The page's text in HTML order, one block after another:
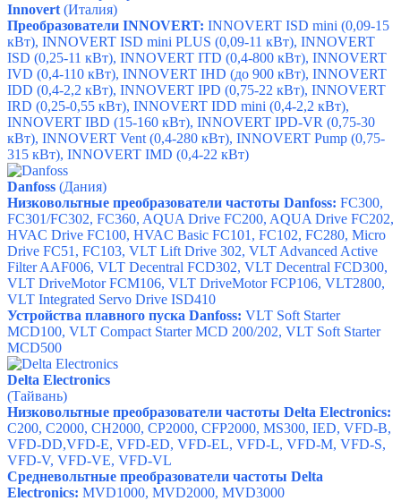
Innovert (Италия)
Преобразователи INNOVERT: INNOVERT ISD mini (0,09-15
кВт), INNOVERT ISD mini PLUS (0,09-11 кВт), INNOVERT
ISD (0,25-11 кВт), INNOVERT ITD (0,4-800 кВт), INNOVERT
IVD (0,4-110 кВт), INNOVERT IHD (до 900 кВт), INNOVERT
IDD (0,4-2,2 кВт), INNOVERT IPD (0,75-22 кВт), INNOVERT
IRD (0,25-0,55 кВт), INNOVERT IDD mini (0,4-2,2 кВт),
INNOVERT IBD (15-160 кВт), INNOVERT IPD-VR (0,75-30
кВт), INNOVERT Vent (0,4-280 кВт), INNOVERT Pump (0,75-
315 кВт), INNOVERT IMD (0,4-22 кВт)
Danfoss (Дания)
Низковольтные преобразователи частоты Danfoss: FC300,
FC301/FC302, FC360, AQUA Drive FC200, AQUA Drive FC202,
HVAC Drive FC100, HVAC Basic FC101, FC102, FC280, Micro
Drive FC51 , FC103, VLT Lift Drive 302, VLT Advanced Active
Filter AAF006, VLT Decentral FCD302, VLT Decentral FCD300,
VLT DriveMotor FCM106, VLT DriveMotor FCP106, VLT2800,
VLT Integrated Servo Drive ISD410
Устройства плавного пуска Danfoss: VLT Soft Starter
MCD100, VLT Compact Starter MCD 200/202, VLT Soft Starter
MCD500
Delta Electronics
(Тайвань)
Низковольтные преобразователи частоты Delta Electronics:
C200, C2000, CH2000, CP2000, CFP2000, MS300, IED, VFD-B,
VFD-DD,VFD-E, VFD-ED, VFD-EL, VFD-L, VFD-M, VFD-S,
VFD-V, VFD-VE, VFD-VL
Средневольтные преобразователи частоты Delta
Electronics: MVD1000, MVD2000, MVD3000